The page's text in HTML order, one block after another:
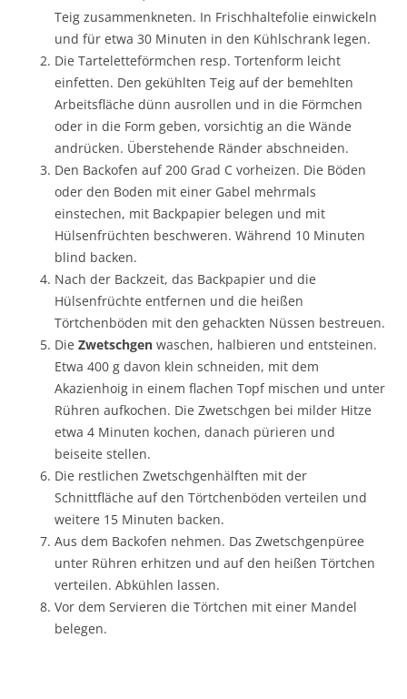
Teig zusammenkneten. In Frischhaltefolie einwickeln
und für etwa 30 Minuten in den Kühlschrank legen.
Die Tarteletteförmchen resp. Tortenform leicht
einfetten. Den gekühlten Teig auf der bemehlten
Arbeitsfläche dünn ausrollen und in die Förmchen
oder in die Form geben, vorsichtig an die Wände
andrücken. Überstehende Ränder abschneiden.
Den Backofen auf 200 Grad C vorheizen. Die Böden
oder den Boden mit einer Gabel mehrmals
einstechen, mit Backpapier belegen und mit
Hülsenfrüchten beschweren. Während 10 Minuten
blind backen.
Nach der Backzeit, das Backpapier und die
Hülsenfrüchte entfernen und die heißen
Törtchenböden mit den gehackten Nüssen bestreuen.
Die Zwetschgen waschen, halbieren und entsteinen.
Etwa 400 g davon klein schneiden, mit dem
Akazienhoig in einem flachen Topf mischen und unter
Rühren aufkochen. Die Zwetschgen bei milder Hitze
etwa 4 Minuten kochen, danach pürieren und
beiseite stellen.
Die restlichen Zwetschgenhälften mit der
Schnittfläche auf den Törtchenböden verteilen und
weitere 15 Minuten backen.
Aus dem Backofen nehmen. Das Zwetschgenpüree
unter Rühren erhitzen und auf den heißen Törtchen
verteilen. Abkühlen lassen.
Vor dem Servieren die Törtchen mit einer Mandel
belegen.